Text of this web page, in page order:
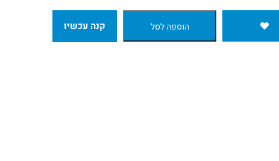
קנה עכשיו הוספה לסל